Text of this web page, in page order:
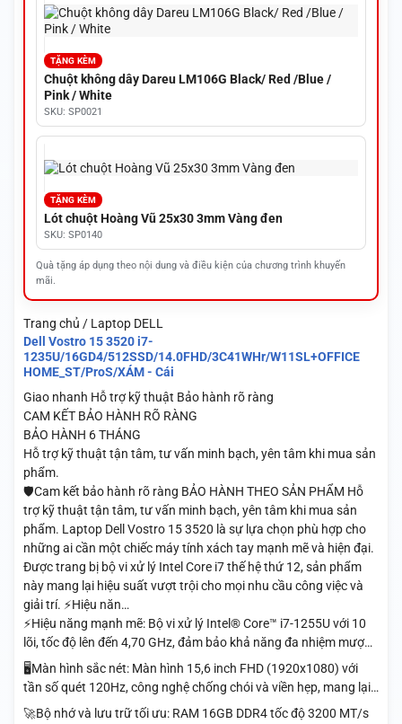
TẶNG KÈM
Chuột không dây Dareu LM106G Black/ Red /Blue /
Pink / White
SKU: SP0021
TẶNG KÈM
Lót chuột Hoàng Vũ 25x30 3mm Vàng đen
SKU: SP0140
Quà tặng áp dụng theo nội dung và điều kiện của chương trình khuyến
mãi.
Trang chủ / Laptop DELL
Dell Vostro 15 3520 i7-
1235U/16GD4/512SSD/14.0FHD/3C41WHr/W11SL+OFFICE
HOME_ST/ProS/XÁM - Cái
Giao nhanh Hỗ trợ kỹ thuật Bảo hành rõ ràng
CAM KẾT BẢO HÀNH RÕ RÀNG
BẢO HÀNH 6 THÁNG
Hỗ trợ kỹ thuật tận tâm, tư vấn minh bạch, yên tâm khi mua sản
phẩm.
🛡️Cam kết bảo hành rõ ràng BẢO HÀNH THEO SẢN PHẨM Hỗ
trợ kỹ thuật tận tâm, tư vấn minh bạch, yên tâm khi mua sản
phẩm. Laptop Dell Vostro 15 3520 là sự lựa chọn phù hợp cho
những ai cần một chiếc máy tính xách tay mạnh mẽ và hiện đại.
Được trang bị bộ vi xử lý Intel Core i7 thế hệ thứ 12, sản phẩm
này mang lại hiệu suất vượt trội cho mọi nhu cầu công việc và
giải trí. ⚡Hiệu năn…
⚡Hiệu năng mạnh mẽ: Bộ vi xử lý Intel® Core™ i7-1255U với 10
lõi, tốc độ lên đến 4,70 GHz, đảm bảo khả năng đa nhiệm mượ…
🖥️Màn hình sắc nét: Màn hình 15,6 inch FHD (1920x1080) với
tần số quét 120Hz, công nghệ chống chói và viền hẹp, mang lại…
🚀Bộ nhớ và lưu trữ tối ưu: RAM 16GB DDR4 tốc độ 3200 MT/s